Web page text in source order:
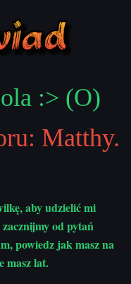
ola :> (O)
Matthy.
aby udzielić mi
od pytań
powiedz jak masz na
masz lat.